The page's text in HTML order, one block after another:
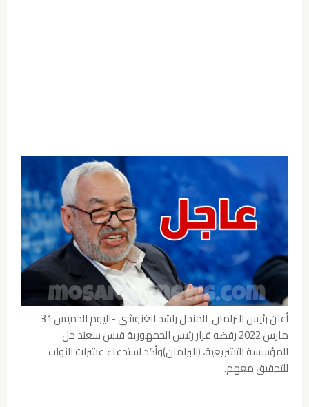
أعلن رئيس البرلمان المنحل راشد الغنوشي -اليوم الخميس 31
مارس 2022 رفضه قرار رئيس الجمهورية قيس سعيّد حل
المؤسسة التشريعية، (البرلمان)وأكد استدعاء عشرات النواب
للتحقيق معهم.